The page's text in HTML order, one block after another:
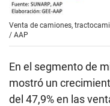
Venta de camiones,
/ AAP
En el segmento de
mostró un
del 47,9% en las